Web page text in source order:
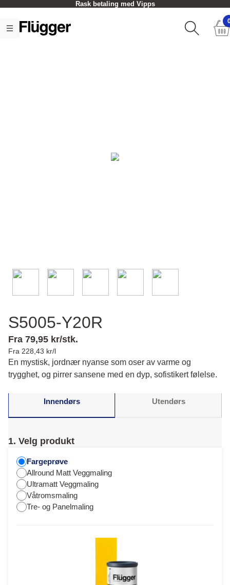
Rask betaling med Vipps
S5005-Y20R
Fra 79,95 kr/stk.
Fra 228,43 kr/l
En mystisk, jordnær nyanse som oser av varme og
trygghet, og pirrer sansene med en dyp, sofistikert følelse.
Innendørs Utendørs
1. Velg produkt
Fargeprøve
Allround Matt Veggmaling
Ultramatt Veggmaling
Våtromsmaling
Tre- og Panelmaling